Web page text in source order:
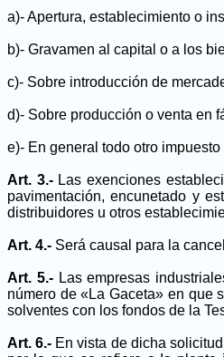
a)- Apertura, establecimiento o
b)- Gravamen al capital o a los
c)- Sobre introducción de
d)- Sobre producción o venta en
e)- En general todo otro
Art. 3.-Las exenciones
pavimentación, encunetado y
distribuidores u otros
Art. 4.- Será causal para la
Art. 5.-Las empresas
número de «La Gaceta» en que
solventes con los fondos de la
Art. 6.- En vista de dicha